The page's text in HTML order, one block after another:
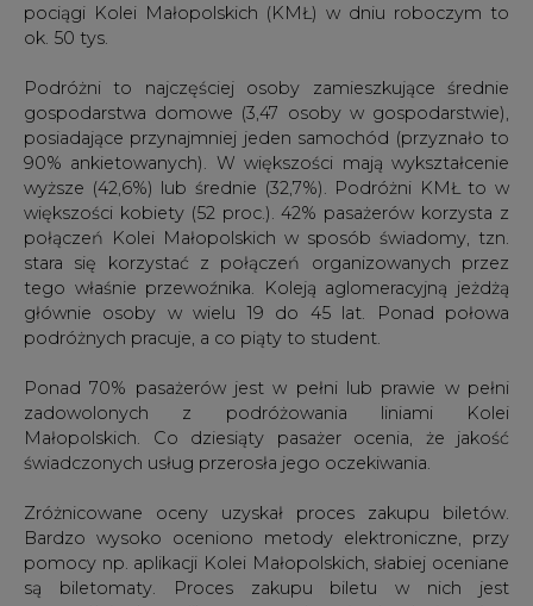
pociągi Kolei Małopolskich (KMŁ) w dniu roboczym to
ok. 50 tys.
Podróżni to najczęściej osoby zamieszkujące średnie
gospodarstwa domowe (3,47 osoby w gospodarstwie),
posiadające przynajmniej jeden samochód (przyznało to
90% ankietowanych). W większości mają wykształcenie
wyższe (42,6%) lub średnie (32,7%). Podróżni KMŁ to w
większości kobiety (52 proc.). 42% pasażerów korzysta z
połączeń Kolei Małopolskich w sposób świadomy, tzn.
stara się korzystać z połączeń organizowanych przez
tego właśnie przewoźnika. Koleją aglomeracyjną jeżdżą
głównie osoby w wielu 19 do 45 lat. Ponad połowa
podróżnych pracuje, a co piąty to student.
Ponad 70% pasażerów jest w pełni lub prawie w pełni
zadowolonych z podróżowania liniami Kolei
Małopolskich. Co dziesiąty pasażer ocenia, że jakość
świadczonych usług przerosła jego oczekiwania.
Zróżnicowane oceny uzyskał proces zakupu biletów.
Bardzo wysoko oceniono metody elektroniczne, przy
pomocy np. aplikacji Kolei Małopolskich, słabiej oceniane
są biletomaty. Proces zakupu biletu w nich jest